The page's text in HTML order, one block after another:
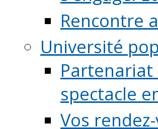
Rencontre
Université
Partenariat
spectacle
Vos